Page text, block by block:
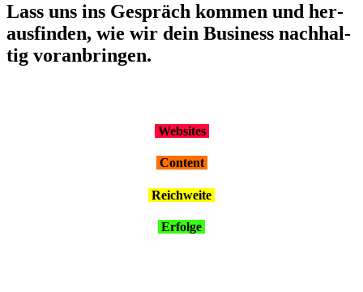
Lass uns ins Gespräch kom­men und her­
aus­fin­den, wie wir dein Busi­ness nach­hal­
tig vor­an­brin­gen.
Web­sites
Con­tent
Reich­wei­te
Erfol­ge